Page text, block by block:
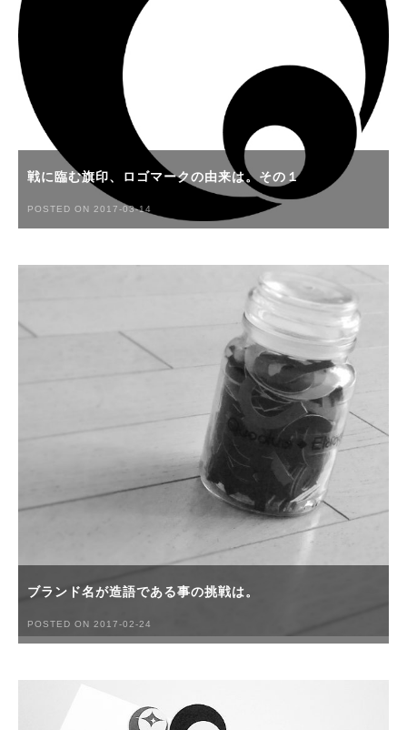
戦に臨む旗印、ロゴマークの由来は。その１
POSTED ON 2017-03-14
ブランド名が造語である事の挑戦は。
POSTED ON 2017-02-24